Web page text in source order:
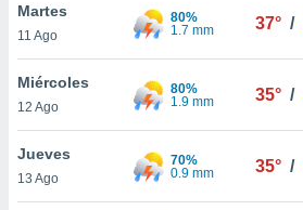
cookies
aceptar
Martes
11 Ago
80%
1.7 mm
37° /
Miércoles
12 Ago
80%
1.9 mm
35° /
Jueves
13 Ago
70%
0.9 mm
35° /